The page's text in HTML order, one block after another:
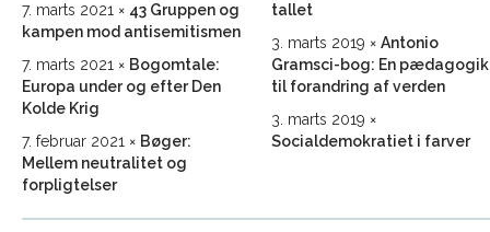
7. marts 2021
43 Gruppen og
kampen mod antisemitismen
7. marts 2021
Bogomtale:
Europa under og efter Den
Kolde Krig
7. februar 2021
Bøger:
Mellem neutralitet og
forpligtelser
tallet
3. marts 2019
Antonio
Gramsci-bog: En pædagogik
til forandring af verden
3. marts 2019
Socialdemokratiet i farver